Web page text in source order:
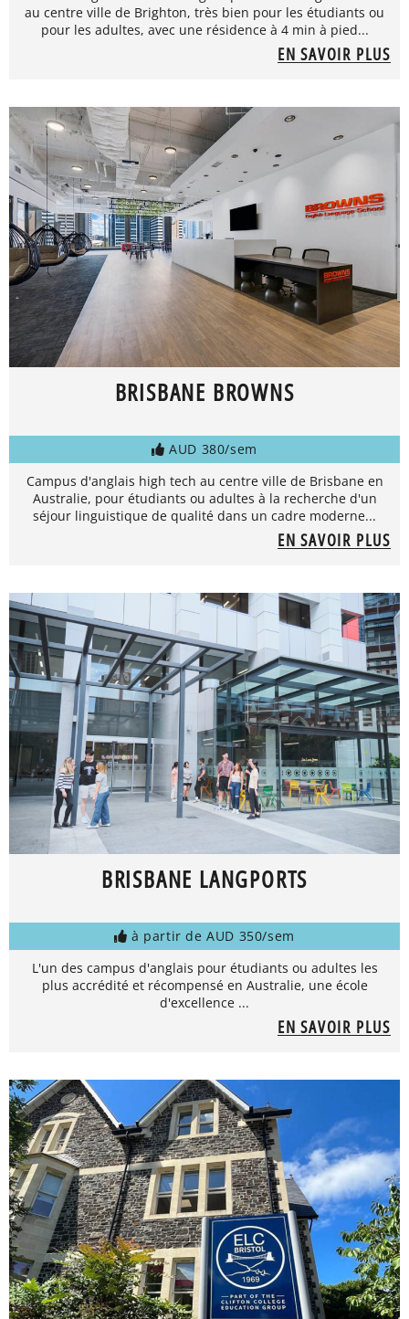
au centre ville de Brighton, très bien pour les étudiants ou
pour les adultes, avec une résidence à 4 min à pied...
EN SAVOIR PLUS
BRISBANE BROWNS
AUD 380/sem
Campus d'anglais high tech au centre ville de Brisbane en
Australie, pour étudiants ou adultes à la recherche d'un
séjour linguistique de qualité dans un cadre moderne...
EN SAVOIR PLUS
BRISBANE LANGPORTS
à partir de AUD 350/sem
L'un des campus d'anglais pour étudiants ou adultes les
plus accrédité et récompensé en Australie, une école
d'excellence ...
EN SAVOIR PLUS